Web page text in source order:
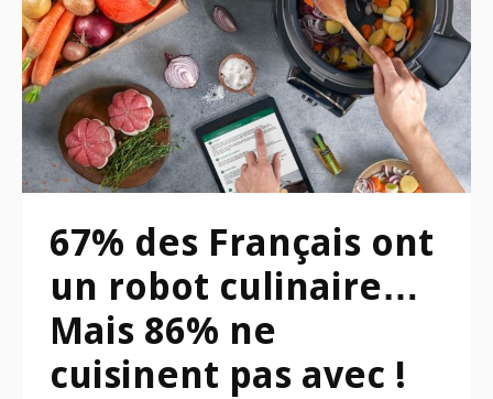
67% des Français ont
un robot culinaire…
Mais 86% ne
cuisinent pas avec !